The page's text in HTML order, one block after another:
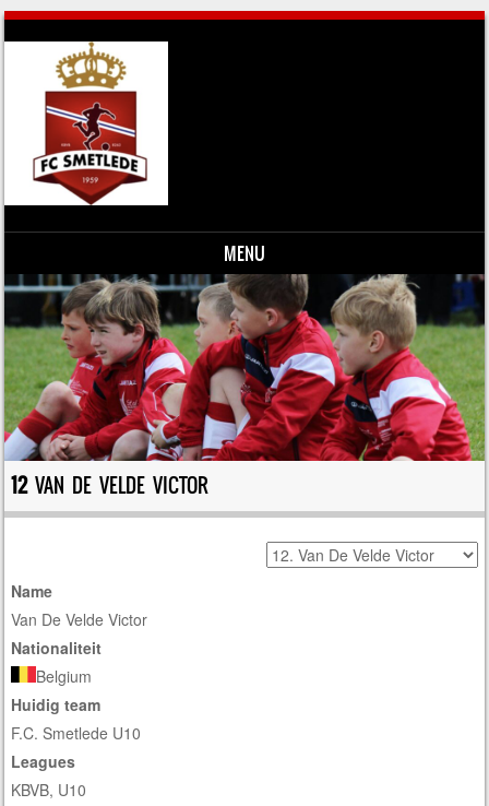
MENU
Skip to content
12VAN DE VELDE VICTOR
Name
Van De Velde Victor
Nationaliteit
Belgium
Huidig team
F.C. Smetlede U10
Leagues
KBVB, U10